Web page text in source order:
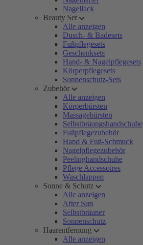
Nagellack
Beauty Set
Alle anzeigen
Dusch- & Badesets
Fußpflegesets
Geschenksets
Hand- & Nagelpflegesets
Körperpflegesets
Sonnenschutz-Sets
Zubehör
Alle anzeigen
Körperbürsten
Massagebürsten
Selbstbräungshandschuhe
Fußpflegezubehör
Hand & Fuß-Schmuck
Nagelpflegezubehör
Peelinghandschuhe
Pflege Accessoires
Waschlappen
Sonne & Schutz
Alle anzeigen
After Sun
Selbstbräuner
Sonnenschutz
Haarentfernung
Alle anzeigen